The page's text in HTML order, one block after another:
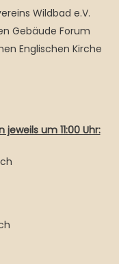
Wildbad e.V.
Gebäude Forum
Englischen Kirche
um 11:00 Uhr: